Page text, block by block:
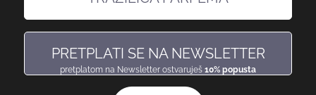
PRETPLATI SE NA NEWSLETTER
pretplatom na Newsletter ostvaruješ 10% popusta